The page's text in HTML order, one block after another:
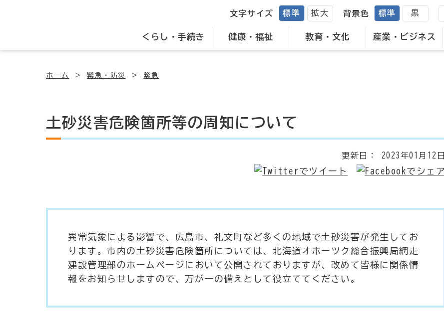
くらし・手続き 健康・福祉 教育・文化 産業・ビジネス
文字サイズ 標準 拡大 背景色 標準 黒
ホーム 緊急・防災 緊急
土砂災害危険箇所等の周知について
更新日： 2023年01月12日
異常気象による影響で、広島市、礼文町など多くの地域で土砂災害が発生してお
ります。市内の土砂災害危険箇所については、北海道オホーツク総合振興局網走
建設管理部のホームページにおいて公開されておりますが、改めて皆様に関係情
報をお知らせしますので、万が一の備えとして役立ててください。